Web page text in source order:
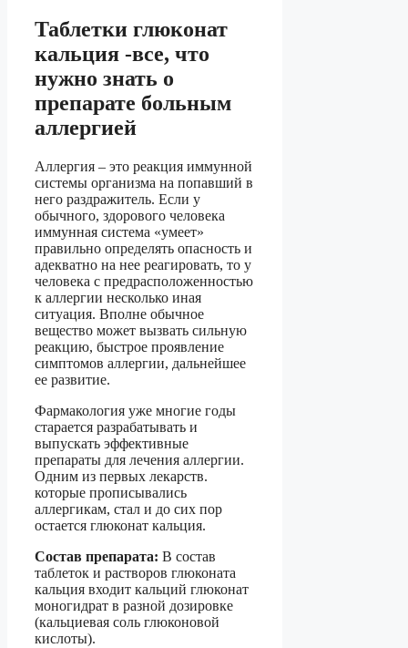
Таблетки глюконат
кальция -все, что
нужно знать о
препарате больным
аллергией
Аллергия – это реакция иммунной
системы организма на попавший в
него раздражитель. Если у
обычного, здорового человека
иммунная система «умеет»
правильно определять опасность и
адекватно на нее реагировать, то у
человека с предрасположенностью
к аллергии несколько иная
ситуация. Вполне обычное
вещество может вызвать сильную
реакцию, быстрое проявление
симптомов аллергии, дальнейшее
ее развитие.
Фармакология уже многие годы
старается разрабатывать и
выпускать эффективные
препараты для лечения аллергии.
Одним из первых лекарств.
которые прописывались
аллергикам, стал и до сих пор
остается глюконат кальция.
Состав препарата: В состав
таблеток и растворов глюконата
кальция входит кальций глюконат
моногидрат в разной дозировке
(кальциевая соль глюконовой
кислоты).